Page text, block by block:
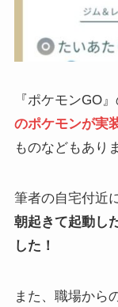
『ポケモンGO
のポケモンが実
ものなどもあり
筆者の自宅付近
朝起きて起動し
した！
また、職場から